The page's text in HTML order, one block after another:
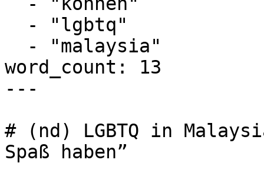
word_count: 13
---
# (nd) LGBTQ in
Spaß haben”